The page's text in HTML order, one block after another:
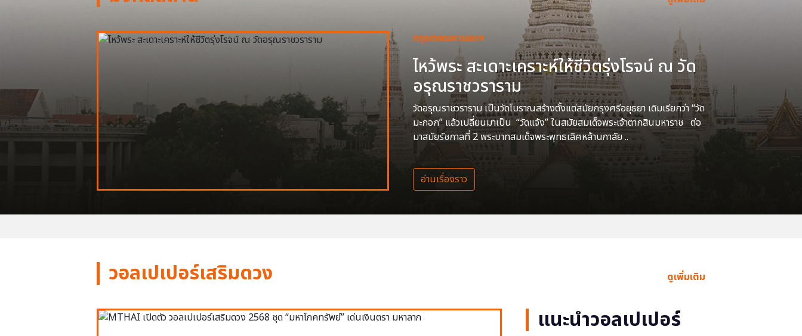
กรุงเทพมหานครฯ
ไหว้พระ สะเดาะเคราะห์ให้ชีวิตรุ่งโรจน์ ณ วัด
อรุณราชวราราม
วัดอรุณราชวราราม เป็นวัดโบราณสร้างตั้งแต่สมัยกรุงศรีอยุธยา เดิมเรียกว่า “วัด
มะกอก” แล้วเปลี่ยนมาเป็น “วัดแจ้ง” ในสมัยสมเด็จพระเจ้าตากสินมหาราช ต่อ
มาสมัยรัชกาลที่ 2 พระบาทสมเด็จพระพุทธเลิศหล้านภาลัย ..
อ่านเรื่องราว
วอลเปเปอร์เสริมดวง ดูเพิ่มเติม
แนะนำวอลเปเปอร์